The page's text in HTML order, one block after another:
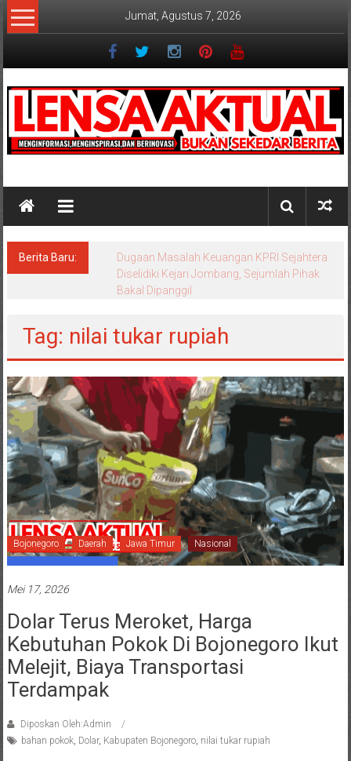
Lompat
ke
Jumat, Agustus 7, 2026
Berita Baru:
Dugaan Masalah Keuangan KPRI Sejahtera
Diselidiki Kejari Jombang, Sejumlah Pihak
Bakal Dipanggil
Tag: nilai tukar rupiah
Bojonegoro Daerah Jawa Timur Nasional
Mei 17, 2026
Dolar Terus Meroket, Harga
Kebutuhan Pokok Di Bojonegoro Ikut
Melejit, Biaya Transportasi
Terdampak
Diposkan Oleh:Admin
bahan pokok, Dolar, Kabupaten Bojonegoro, nilai tukar rupiah